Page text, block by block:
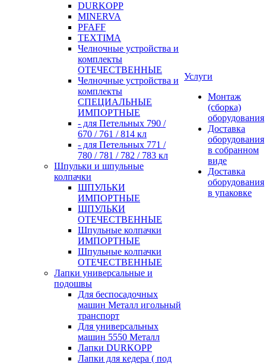
DURKOPP
MINERVA
PFAFF
TEXTIMA
Челночные устройства и
комплекты
ОТЕЧЕСТВЕННЫЕ
Челночные устройства и
комплекты
СПЕЦИАЛЬНЫЕ
ИМПОРТНЫЕ
- для Петельных 790 /
670 / 761 / 814 кл
- для Петельных 771 /
780 / 781 / 782 / 783 кл
Шпульки и шпульные
колпачки
ШПУЛЬКИ
ИМПОРТНЫЕ
ШПУЛЬКИ
ОТЕЧЕСТВЕННЫЕ
Шпульные колпачки
ИМПОРТНЫЕ
Шпульные колпачки
ОТЕЧЕСТВЕННЫЕ
Лапки универсальные и
подошвы
Для беспосадочных
машин Металл игольный
транспорт
Для универсальных
машин 5550 Металл
Лапки DURKOPP
Лапки для кедера ( под
Услуги
Монтаж
(сборка)
оборудования
Доставка
оборудования
в собранном
виде
Доставка
оборудования
в упаковке